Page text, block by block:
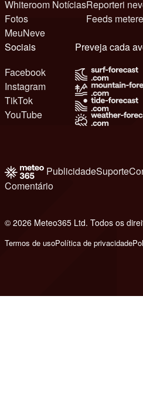
Whiteroom Notícias
Fotos
MeuNeve
Reporteri
Feeds
Sociais
Facebook
Instagram
TikTok
YouTube
Preveja cada
PublicidadeSuporte
Comentário
© 2026 Meteo365 Ltd. Todos os
Termos de usoPolítica de privacidade